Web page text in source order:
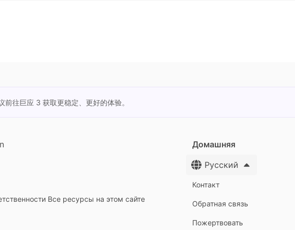
前往巨应 3 获取更稳定、更好的体验。
Все ресурсы на этом сайте
Домашняя
Русский
Контакт
Обратная связь
Пожертвовать